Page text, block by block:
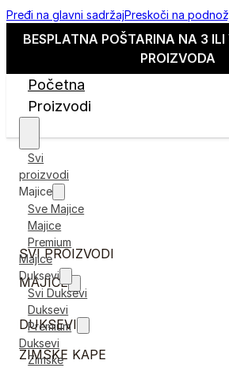
Pređi na glavni sadržajPreskoči na
BESPLATNA POŠTARINA NA 3 ILI
PROIZVODA
Početna
Proizvodi
Svi
proizvodi
Majice
Sve Majice
Majice
Premium
Majice
Duksevi
Svi Duksevi
Duksevi
Premium
Duksevi
Zimske
SVI PROIZVODI
MAJICE
DUKSEVI
ZIMSKE KAPE